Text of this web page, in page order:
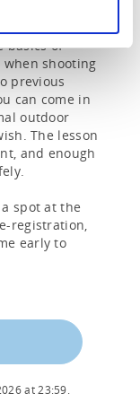
basics of
shooting
previous
can come in
outdoor
The lesson
and enough
spot at the
registration,
early to
at23:59.